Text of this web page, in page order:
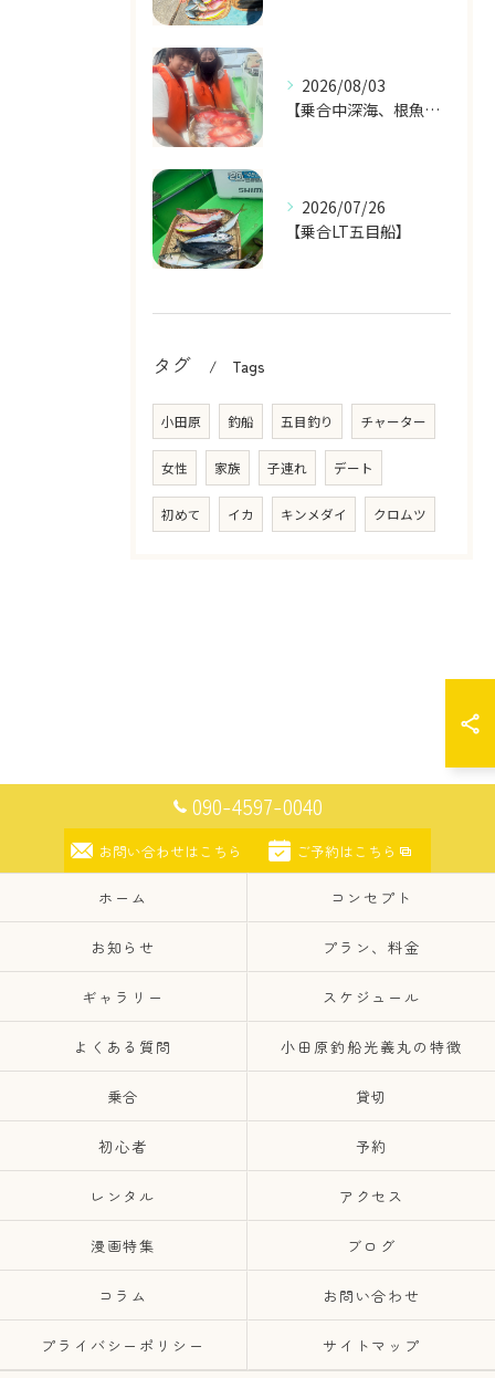
2026/08/03
【乗合中深海、根魚五目船】
2026/07/26
【乗合LT五目船】
タグ Tags
小田原 釣船 五目釣り チャーター
女性 家族 子連れ デート
初めて イカ キンメダイ クロムツ
090-4597-0040
お問い合わせはこちら ご予約はこちら
ホーム コンセプト
お知らせ プラン、料金
ギャラリー スケジュール
よくある質問 小田原釣船光義丸の特徴
乗合 貸切
初心者 予約
レンタル アクセス
漫画特集 ブログ
コラム お問い合わせ
プライバシーポリシー サイトマップ